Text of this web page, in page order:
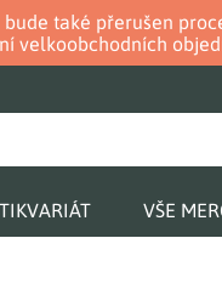
také přerušen
velkoobchodních
VŠE